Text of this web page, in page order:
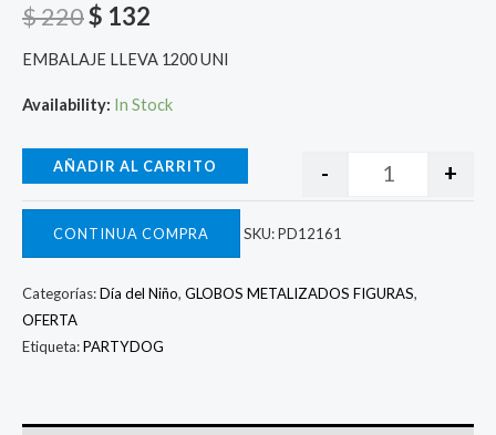
$220$ 132
EMBALAJE LLEVA 1200 UNI
Availability: In Stock
- +
AÑADIR AL CARRITO
CONTINUA COMPRA SKU:PD12161
Categorías:Día del Niño, GLOBOS METALIZADOS FIGURAS,
OFERTA
Etiqueta:PARTYDOG